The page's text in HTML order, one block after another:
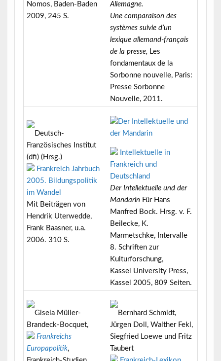
Nomos, Baden-Baden
2009, 245 S.
Allemagne.
Une comparaison des
systèmes suivie d’un
lexique allemand-français
de la presse,Les
fondamentaux de la
Sorbonne nouvelle, Paris:
Presse Sorbonne
Nouvelle, 2011.
Deutsch-
Französisches Institut
(dfi) (Hrsg.)
Frankreich Jahrbuch
2005. Bildungspolitik
im Wandel
Mit Beiträgen von
Hendrik Uterwedde,
Frank Baasner, u.a.
2006. 310 S.
Intellektuelle in
Frankreich und
Deutschland
Der Intellektuelle und der
Mandarin Für Hans
Manfred Bock. Hrsg. v. F.
Beilecke, K.
Marmetschke, Intervalle
8. Schriften zur
Kulturforschung,
Kassel University Press,
Kassel 2005, 809 Seiten.
Gisela Müller-
Brandeck-Bocquet,
Frankreichs
Europapolitik,
Bernhard Schmidt,
Jürgen Doll, Walther Fekl,
Siegfried Loewe und Fritz
Taubert